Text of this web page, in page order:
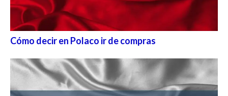
Cómo decir en Polaco ir de compras